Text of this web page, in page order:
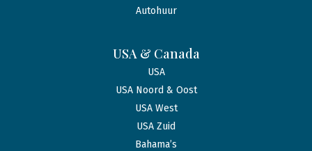
Autohuur
USA & Canada
USA
USA Noord & Oost
USA West
USA Zuid
Bahama’s